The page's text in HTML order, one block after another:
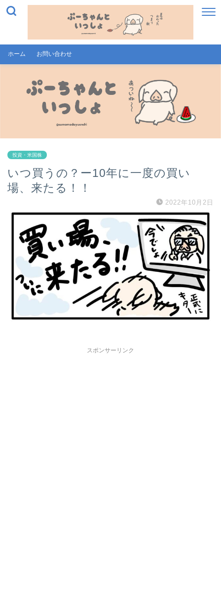
ホーム お問い合わせ
投資・米国株
いつ買うの？ー10年に一度の買い
場、来たる！！
2022年10月2日
スポンサーリンク